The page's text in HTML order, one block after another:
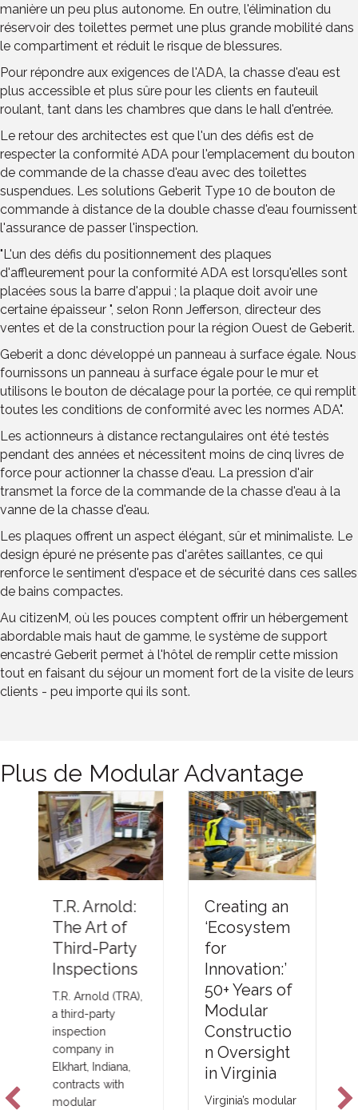
manière un peu plus autonome. En outre, l'élimination du
réservoir des toilettes permet une plus grande mobilité dans
le compartiment et réduit le risque de blessures.
Pour répondre aux exigences de l'ADA, la chasse d'eau est
plus accessible et plus sûre pour les clients en fauteuil
roulant, tant dans les chambres que dans le hall d'entrée.
Le retour des architectes est que l'un des défis est de
respecter la conformité ADA pour l'emplacement du bouton
de commande de la chasse d'eau avec des toilettes
suspendues. Les solutions Geberit Type 10 de bouton de
commande à distance de la double chasse d'eau fournissent
l'assurance de passer l'inspection.
"L'un des défis du positionnement des plaques
d'affleurement pour la conformité ADA est lorsqu'elles sont
placées sous la barre d'appui ; la plaque doit avoir une
certaine épaisseur ", selon Ronn Jefferson, directeur des
ventes et de la construction pour la région Ouest de Geberit.
Geberit a donc développé un panneau à surface égale. Nous
fournissons un panneau à surface égale pour le mur et
utilisons le bouton de décalage pour la portée, ce qui remplit
toutes les conditions de conformité avec les normes ADA".
Les actionneurs à distance rectangulaires ont été testés
pendant des années et nécessitent moins de cinq livres de
force pour actionner la chasse d'eau. La pression d'air
transmet la force de la commande de la chasse d'eau à la
vanne de la chasse d'eau.
Les plaques offrent un aspect élégant, sûr et minimaliste. Le
design épuré ne présente pas d'arêtes saillantes, ce qui
renforce le sentiment d'espace et de sécurité dans ces salles
de bains compactes.
Au citizenM, où les pouces comptent offrir un hébergement
abordable mais haut de gamme, le système de support
encastré Geberit permet à l'hôtel de remplir cette mission
tout en faisant du séjour un moment fort de la visite de leurs
clients - peu importe qui ils sont.
Plus de Modular Advantage
Creating an
‘Ecosystem
for
Innovation:’
50+ Years of
Modular
Constructio
n Oversight
in Virginia
Virginia’s modular
Understandi
ng Thermal
Barriers
Compliance
Methods &
Emerging
NFPA-275
Foam Plastic
Technologie
s